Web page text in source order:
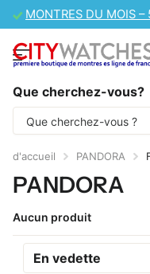
MONTRES DU MOIS – 5
Que cherchez-vous?
Une partie
d'accueil PANDORA
PANDORA
Aucun produit